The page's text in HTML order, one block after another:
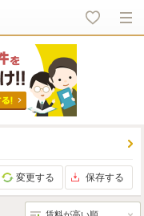
変更する 保存する